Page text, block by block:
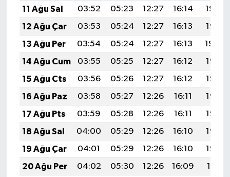
11 Ağu Sal
03:52 05:23 12:27 16:14
19:22
12 Ağu Çar
03:53 05:24 12:27 16:13
19:21
13 Ağu Per
03:54 05:24 12:27 16:13
19:20
14 Ağu Cum
03:55 05:25 12:27 16:12
19:18
15 Ağu Cts
03:56 05:26 12:27 16:12
19:17
16 Ağu Paz
03:58 05:27 12:26 16:11
19:16
17 Ağu Pts
03:59 05:28 12:26 16:11
19:15
18 Ağu Sal
04:00 05:29 12:26 16:10
19:13
19 Ağu Çar
04:01 05:29 12:26 16:10
19:12
20 Ağu Per
04:02 05:30 12:26 16:09 19:11